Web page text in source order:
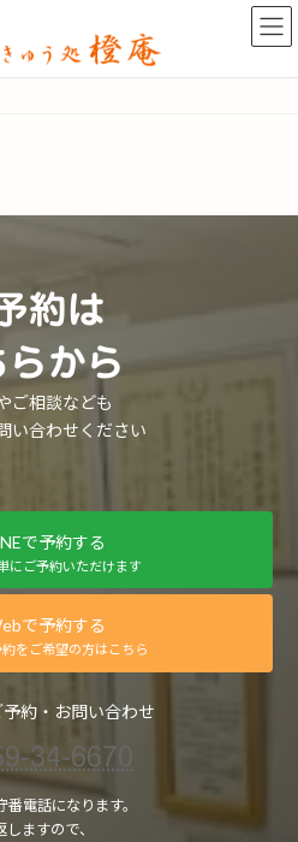
約は
らから
ご相談なども
い合わせください
で予約する
にご予約いただけます
で予約する
をご希望の方はこちら
約・お問い合わせ
34-6670
電話になります。
しますので、